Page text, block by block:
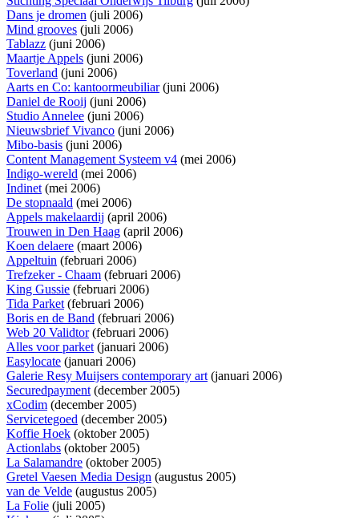
Dans je dromen (juli 2006)
Mind grooves (juli 2006)
Tablazz (juni 2006)
Maartje Appels (juni 2006)
Toverland (juni 2006)
Aarts en Co: kantoormeubiliar(juni 2006)
Daniel de Rooij (juni 2006)
Studio Annelee (juni 2006)
Nieuwsbrief Vivanco (juni 2006)
Mibo-basis (juni 2006)
Content Management Systeem v4 (mei 2006)
Indigo-wereld (mei 2006)
Indinet(mei 2006)
De stopnaald (mei 2006)
Appels makelaardij (april 2006)
Trouwen in Den Haag (april 2006)
Koen delaere (maart 2006)
Appeltuin (februari 2006)
Trefzeker - Chaam (februari 2006)
King Gussie (februari 2006)
Tida Parket(februari 2006)
Boris en de Band (februari 2006)
Web 20 Validtor(februari 2006)
Alles voor parket(januari 2006)
Easylocate (januari 2006)
Galerie Resy Muijsers contemporary art(januari 2006)
Securedpayment(december 2005)
xCodim (december 2005)
Servicetegoed (december 2005)
Koffie Hoek (oktober 2005)
Actionlabs (oktober 2005)
La Salamandre (oktober 2005)
Gretel Vaesen Media Design (augustus 2005)
van de Velde (augustus 2005)
La Folie (juli 2005)